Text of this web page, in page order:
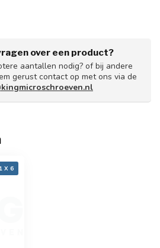
over een product?
aantallen nodig? of bij andere
gerust contact op met ons via de
X 6